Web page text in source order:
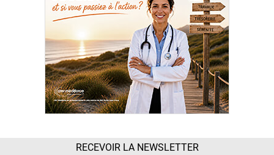
RECEVOIR LA NEWSLETTER